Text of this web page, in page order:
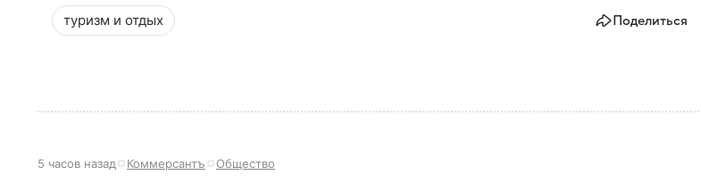
туризм и отдых Поделиться
5 часов назад Коммерсантъ Общество